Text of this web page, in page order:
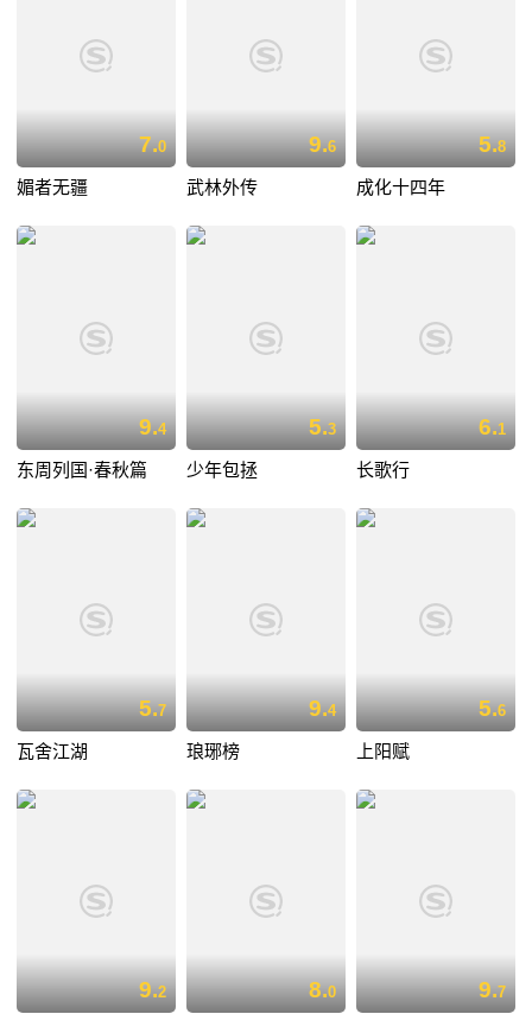
7.0
媚者无疆
9.6
武林外传
5.8
成化十四年
9.4
东周列国·春秋篇
5.3
少年包拯
6.1
长歌行
5.7
瓦舍江湖
9.4
琅琊榜
5.6
上阳赋
9.2 8.0 9.7